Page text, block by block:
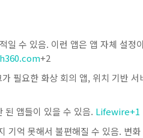
일 수 있음. 이런 앱은 앱 자체 설정
+2
필요한 화상 회의 앱, 위치 기반 서
된 앱들이 있을 수 있음. Lifewire+1
기억 못해서 불편해질 수 있음. 변화